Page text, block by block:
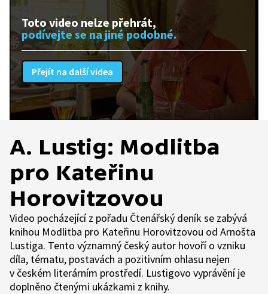
Toto video nelze přehrát,
podívejte se na jiné podobné.
Přejít na další videa
A. Lustig: Modlitba
pro Kateřinu
Horovitzovou
Video pocházející z pořadu Čtenářský deník se zabývá
knihou Modlitba pro Kateřinu Horovitzovou od Arnošta
Lustiga. Tento významný český autor hovoří o vzniku
díla, tématu, postavách a pozitivním ohlasu nejen
v českém literárním prostředí. Lustigovo vyprávění je
doplněno čtenými ukázkami z knihy.